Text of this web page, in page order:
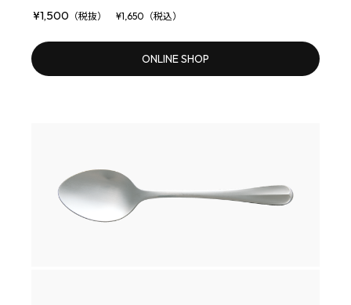
¥1,500 （税抜） ¥1,650（税込）
ONLINE SHOP